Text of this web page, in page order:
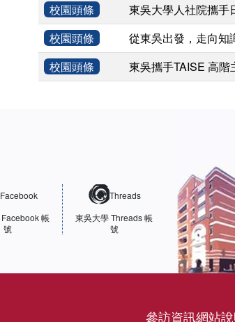
校園頭條
東吳大學人社院攜手
校園頭條
從東吳出發，走向知
校園頭條
東吳攜手TAISE 高
Facebook
Facebook 帳
號
Threads
東吳大學Threads 帳
號
參訪資訊網站